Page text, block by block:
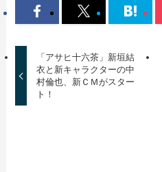
「アサヒ十六茶」新垣結
衣と新キャラクターの中
村倫也、新ＣＭがスター
ト！